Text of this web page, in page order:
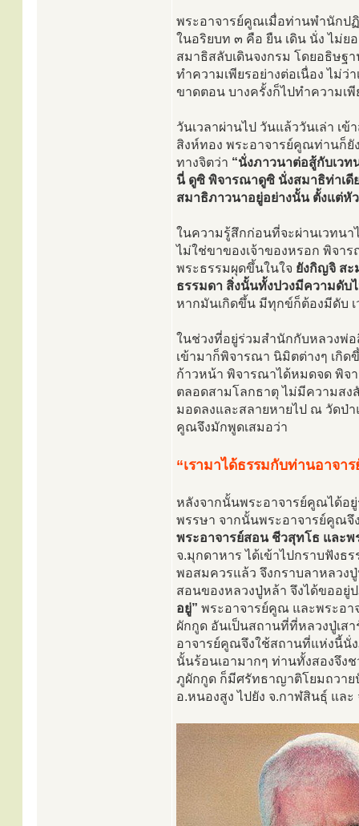
พระอาจารย์คูณเมื่อท่านพำนักป
ในอริยบท ๓ คือ ยืน เดิน นั่ง ไม่ย
สมาธิสลับเดินจงกรม โดยอธิษฐ
ทำความเพียรอย่างต่อเนื่อง ไม่
ขาดตอน บางครั้งก็ไปทำความเ
วันเวลาผ่านไป วันแล้ววันเล่า
สิงห์ทอง พระอาจารย์คูณท่านก็ยั
ทางจิตว่า “นั่งภาวนาต่อสู้กับเว
นี่ ดูซิ พิจารณาดูซิ นั่งสมาธิท่าเดี
สมาธิภาวนาอยู่อย่างนั้น ตั้งแต่หัว
ในความรู้สึกก่อนที่จะผ่านเวทน
ไม่ใช่ขาของเจ้าของหรอก พิจา
พระธรรมผุดขึ้นในใจ ยังกิญจิ สะ
ธรรมดา สิ่งนั้นทั้งปวงมีความดับ
หากมันเกิดขึ้น มีทุกข์ก็ต้องมีดับ
ในช่วงที่อยู่ร่วมสำนักกับหลวงพ่
เข้ามาก็พิจารณา นิมิตต่างๆ เกิ
ก้าวหน้า พิจารณาได้หมดจด พิจ
ตลอดสามโลกธาตุ ไม่มีความสง
มอดลงและสลายหายไป ณ วัดป่
คูณจึงมักพูดเสมอว่า
“เรามาได้ธรรมกับท่านอาจา
หลังจากนั้นพระอาจารย์คูณได้อ
พรรษา จากนั้นพระอาจารย์คูณจึ
พระอาจารย์สอน ชีวสุทโธ และ
จ.มุกดาหาร ได้เข้าไปกราบฟังธ
พอสมควรแล้ว จึงกราบลาหลวง
สอนของหลวงปู่หล้า จึงได้ขออ
อยู่” พระอาจารย์คูณ และพระอา
ผักกูด อันเป็นสถานที่ที่หลวงปู่เส
อาจารย์คูณจึงใช้สถานที่แห่งนี้นั่
นั้นร้อนเอามากๆ ท่านทั้งสองจึง
ภูผักกูด ก็มีศรัทธาญาติโยมถวาย
อ.หนองสูง ไปยัง จ.กาฬสินธุ์ แล